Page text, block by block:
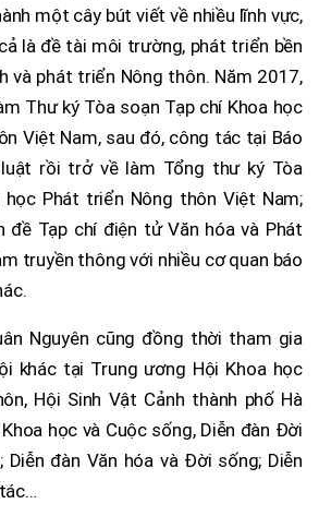
một cây bút viết về nhiều lĩnh vực,
là đề tài môi trường, phát triển bền
và phát triển Nông thôn. Năm 2017,
Thư ký Tòa soạn Tạp chí Khoa học
Việt Nam, sau đó, công tác tại Báo
rồi trở về làm Tổng thư ký Tòa
học Phát triển Nông thôn Việt Nam;
đề Tạp chí điện tử Văn hóa và Phát
truyền thông với nhiều cơ quan báo
Nguyên cũng đồng thời tham gia
khác tại Trung ương Hội Khoa học
Hội Sinh Vật Cảnh thành phố Hà
Khoa học và Cuộc sống, Diễn đàn Đời
đàn Văn hóa và Đời sống; Diễn